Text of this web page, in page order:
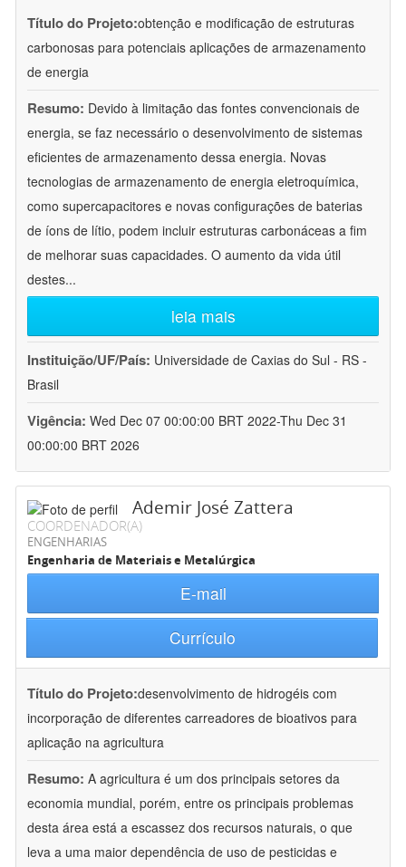
Título do Projeto:obtenção e modificação de estruturas
carbonosas para potenciais aplicações de armazenamento
de energia
Resumo: Devido à limitação das fontes convencionais de
energia, se faz necessário o desenvolvimento de sistemas
eficientes de armazenamento dessa energia. Novas
tecnologias de armazenamento de energia eletroquímica,
como supercapacitores e novas configurações de baterias
de íons de lítio, podem incluir estruturas carbonáceas a fim
de melhorar suas capacidades. O aumento da vida útil
destes...
leia mais
Instituição/UF/País: Universidade de Caxias do Sul - RS -
Brasil
Vigência: Wed Dec 07 00:00:00 BRT 2022-Thu Dec 31
00:00:00 BRT 2026
Ademir José Zattera
COORDENADOR(A)
ENGENHARIAS
Engenharia de Materiais e Metalúrgica
E-mail
Currículo
Título do Projeto:desenvolvimento de hidrogéis com
incorporação de diferentes carreadores de bioativos para
aplicação na agricultura
Resumo: A agricultura é um dos principais setores da
economia mundial, porém, entre os principais problemas
desta área está a escassez dos recursos naturais, o que
leva a uma maior dependência de uso de pesticidas e